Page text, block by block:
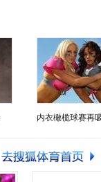
内衣橄榄球赛再